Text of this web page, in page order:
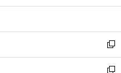
開
ウ
開
く
ン
ウ
で
開
く
ウ
ン
ド
ウ
で
新
し